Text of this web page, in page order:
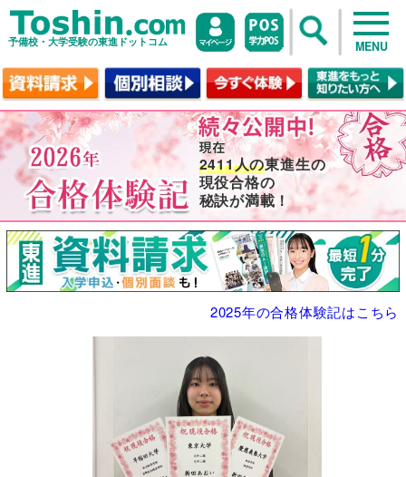
予備校・大学受験の東進ドットコム MENU
2411人の東進生の
現役合格の
秘訣が満載！
2025年の合格体験記はこちら
no image